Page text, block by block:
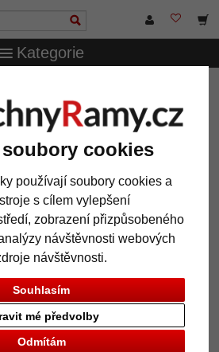
cookies
používají soubory cookies a
s cílem vylepšení
zobrazení přizpůsobeného
návštěvnosti webových
návštěvnosti.
Souhlasím
Odmítám
mé předvolby
Kategorie
s paspartou